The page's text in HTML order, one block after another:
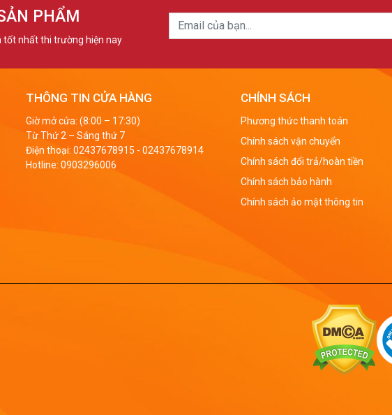
PHẨM
tốt nhất thi trường hiện nay
THÔNG TIN CỬA HÀNG
Giờ mở cửa: (8:00 – 17:30)
Từ Thứ 2 – Sáng thứ 7
Điện thoại: 02437678915 - 02437678914
Hotline: 0903296006
CHÍNH SÁCH
Phương thức thanh toán
Chính sách vận chuyển
Chính sách đổi trả/hoàn tiền
Chính sách bảo hành
Chính sách ảo mật thông tin